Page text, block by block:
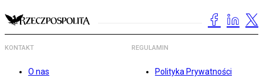
KONTAKT
O nas
REGULAMIN
Polityka Prywatności